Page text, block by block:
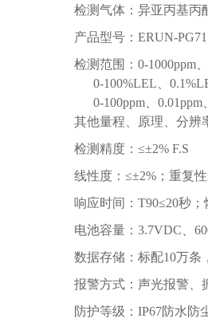
检测气体：异亚丙基丙
产品型号：ERUN-
检测范围：0-1000ppm
0-100%LEL、
0-100ppm、0.01ppm
其他量程、原理、分辨
检测精度：≤±2% F.S
线性度：≤±2%；重复
响应时间：T90≤20秒
电池容量：3.7VDC、
数据存储：标配10万条
报警方式：声光报警、
防护等级：IP67防水防